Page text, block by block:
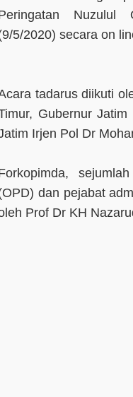
Nuzulul
5/2020) secara on
tadarus diikuti
Gubernur
Irjen Pol Dr
dan pejabat
Prof Dr KH